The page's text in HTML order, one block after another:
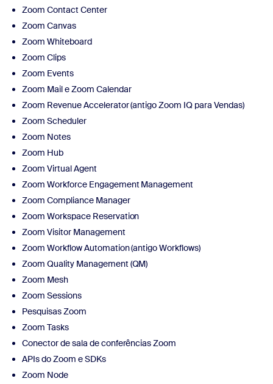
Zoom Contact Center
Zoom Canvas
Zoom Whiteboard
Zoom Clips
Zoom Events
Zoom Mail e Zoom Calendar
Zoom Revenue Accelerator (antigo Zoom IQ para Vendas)
Zoom Scheduler
Zoom Notes
Zoom Hub
Zoom Virtual Agent
Zoom Workforce Engagement Management
Zoom Compliance Manager
Zoom Workspace Reservation
Zoom Visitor Management
Zoom Workflow Automation (antigo Workflows)
Zoom Quality Management (QM)
Zoom Mesh
Zoom Sessions
Pesquisas Zoom
Zoom Tasks
Conector de sala de conferências Zoom
APIs do Zoom e SDKs
Zoom Node